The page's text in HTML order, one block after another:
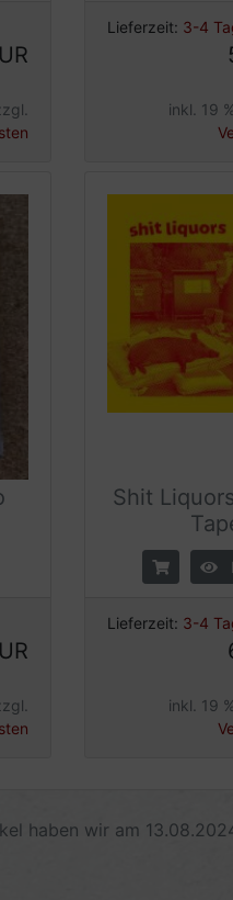
Lieferzeit: 3-4
inkl. 19
Shit
Lieferzeit: 3-4
inkl. 19
haben wir am